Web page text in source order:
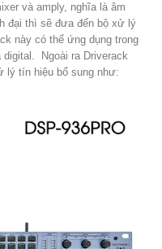
và amply, nghĩa là âm
đại thì sẽ đưa đến bộ xử lý
này có thể ứng dụng trong
digital. Ngoài ra Driverack
lý tín hiệu bổ sung như: